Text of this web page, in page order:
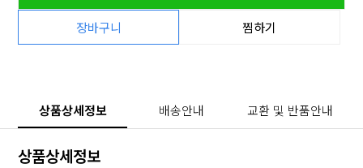
장바구니 찜하기
상품상세정보 배송안내 교환 및 반품안내
상품상세정보